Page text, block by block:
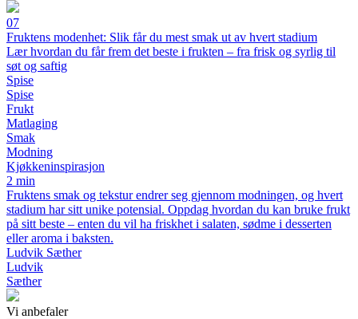
07
Fruktens modenhet: Slik får du mest smak ut av hvert stadium
Lær hvordan du får frem det beste i frukten – fra frisk og syrlig til
søt og saftig
Spise
Spise
Frukt
Matlaging
Smak
Modning
Kjøkkeninspirasjon
2 min
Fruktens smak og tekstur endrer seg gjennom modningen, og hvert
stadium har sitt unike potensial. Oppdag hvordan du kan bruke frukt
på sitt beste – enten du vil ha friskhet i salaten, sødme i desserten
eller aroma i baksten.
Ludvik Sæther
Ludvik
Sæther
Vi anbefaler